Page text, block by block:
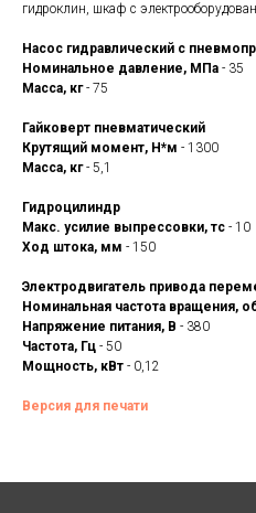
гидроклин, шкаф с
Насос гидравлический с
Номинальное давление, МПа - 35
Масса, кг- 75
Гайковерт пневматический
Крутящий момент, Н*м - 1300
Масса, кг- 5,1
Гидроцилиндр
Макс. усилие выпрессовки, тс - 10
Ход штока, мм - 150
Электродвигатель привода
Номинальная частота вращения,
Напряжение питания, В - 380
Частота, Гц - 50
Мощность, кВт - 0,12
Версия для печати